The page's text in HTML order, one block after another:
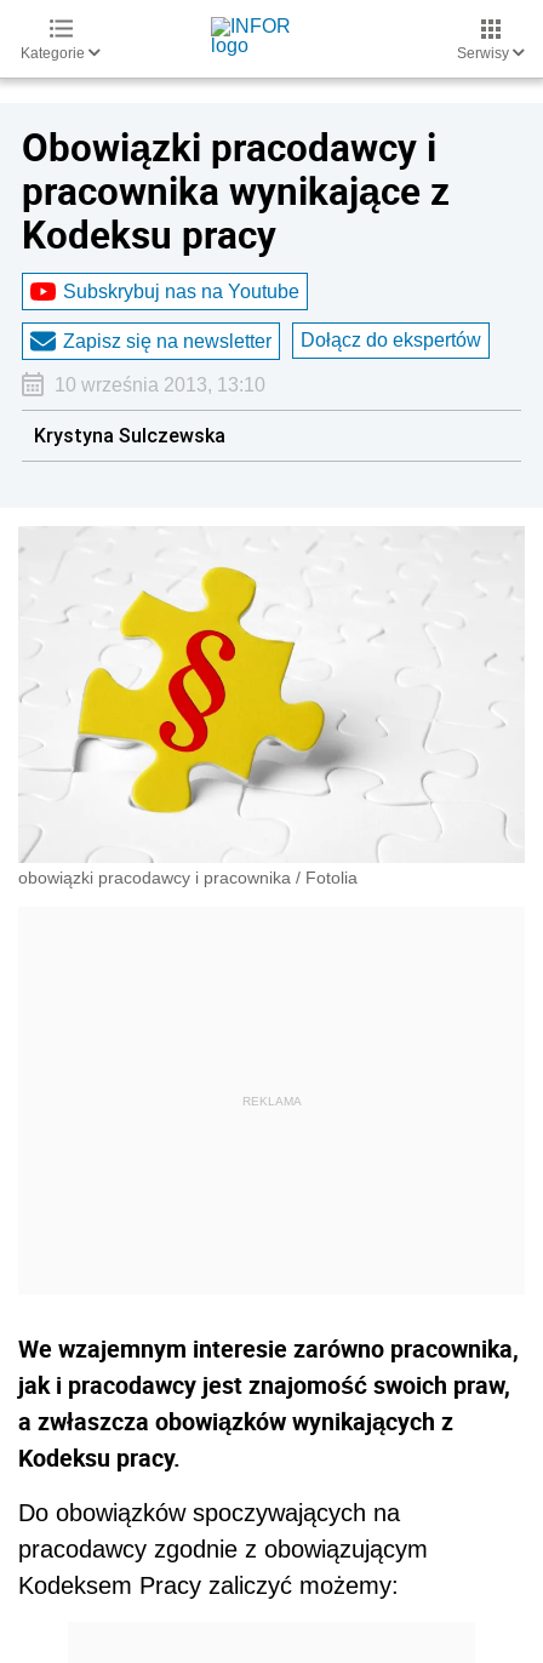
Kategorie Serwisy
Obowiązki pracodawcy i
pracownika wynikające z
Kodeksu pracy
Subskrybuj nas na Youtube
Zapisz się na newsletter Dołącz do ekspertów
10 września 2013, 13:10
Krystyna Sulczewska
obowiązki pracodawcy i pracownika / Fotolia
We wzajemnym interesie zarówno pracownika,
jak i pracodawcy jest znajomość swoich praw,
a zwłaszcza obowiązków wynikających z
Kodeksu pracy.
Do obowiązków spoczywających na
pracodawcy zgodnie z obowiązującym
Kodeksem Pracy zaliczyć możemy: